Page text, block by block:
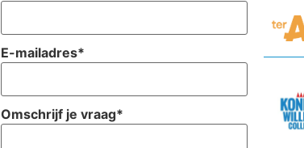
E-mailadres*
Omschrijf je vraag*